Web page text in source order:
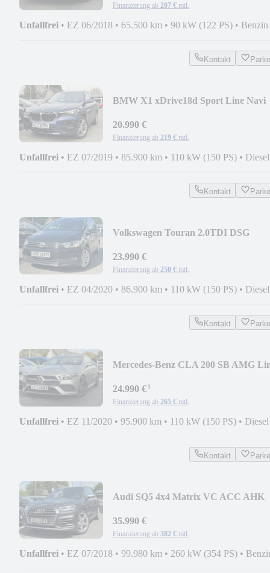
Finanzierung ab 207 € mtl.
Unfallfrei • EZ 06/2018 • 65.500 km • 90 kW (122 PS) • Benzin
Kontakt
BMW X1 xDrive18d Sport Line Navi
20.990 €
Finanzierung ab 219 € mtl.
Unfallfrei • EZ 07/2019 • 85.900 km • 110 kW (150 PS) • Diesel
Kontakt
Volkswagen Touran 2.0TDI DSG
23.990 €
Finanzierung ab 250 € mtl.
Unfallfrei • EZ 04/2020 • 86.900 km • 110 kW (150 PS) • Diesel
Kontakt
Mercedes-Benz CLA 200 SB AMG
24.990 €¹
Finanzierung ab 265 € mtl.
Unfallfrei • EZ 11/2020 • 95.900 km • 110 kW (150 PS) • Diesel
Kontakt
Audi SQ5 4x4 Matrix VC ACC AHK
35.990 €
Finanzierung ab 382 € mtl.
Unfallfrei • EZ 07/2018 • 99.980 km • 260 kW (354 PS) •